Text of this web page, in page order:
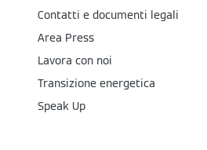
Contatti e documenti legali
Area Press
Lavora con noi
Transizione energetica
Speak Up